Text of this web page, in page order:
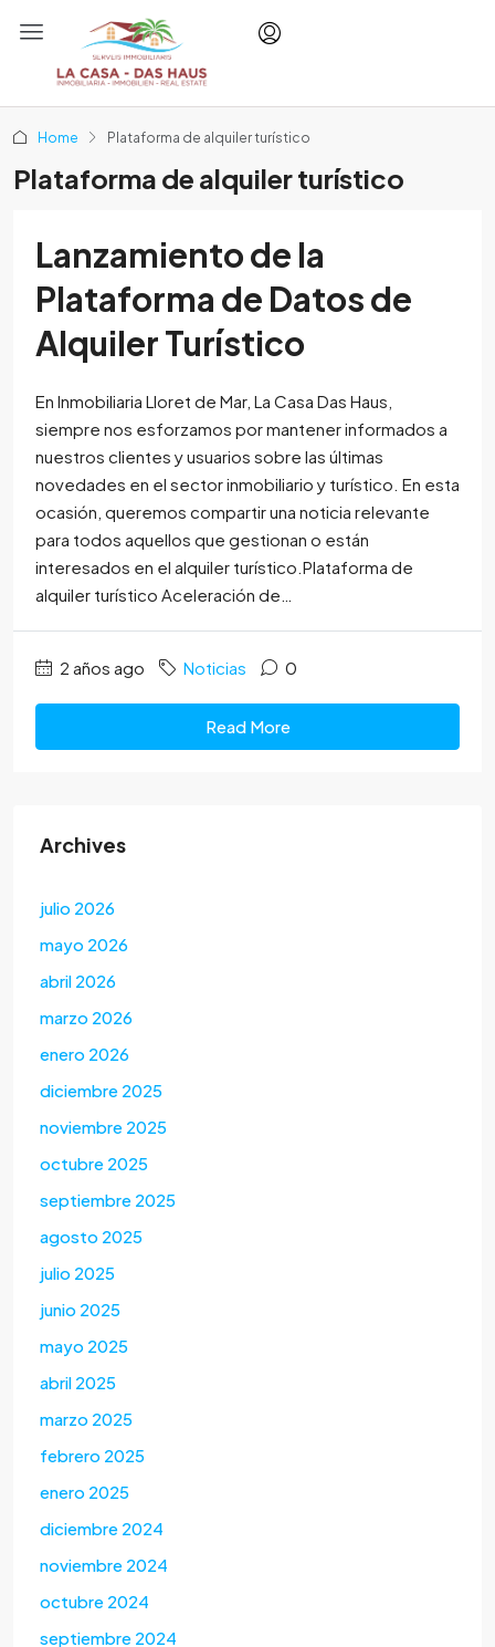
Home Plataforma de alquiler turístico
Plataforma de alquiler turístico
Lanzamiento de la
Plataforma de Datos de
Alquiler Turístico
En Inmobiliaria Lloret de Mar, La Casa Das Haus,
siempre nos esforzamos por mantener informados a
nuestros clientes y usuarios sobre las últimas
novedades en el sector inmobiliario y turístico. En esta
ocasión, queremos compartir una noticia relevante
para todos aquellos que gestionan o están
interesados en el alquiler turístico.Plataforma de
alquiler turístico Aceleración de…
2 años ago Noticias 0
Read More
Archives
julio 2026
mayo 2026
abril 2026
marzo 2026
enero 2026
diciembre 2025
noviembre 2025
octubre 2025
septiembre 2025
agosto 2025
julio 2025
junio 2025
mayo 2025
abril 2025
marzo 2025
febrero 2025
enero 2025
diciembre 2024
noviembre 2024
octubre 2024
septiembre 2024